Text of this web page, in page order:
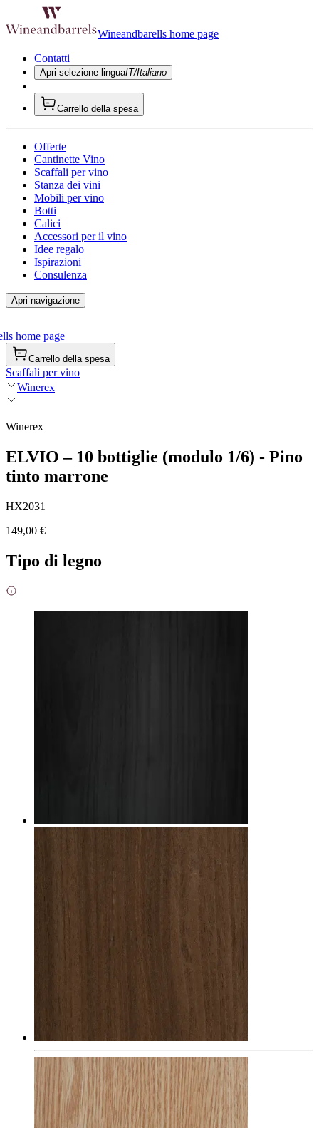
Wineandbarells home page
Contatti
Apri selezione linguaIT/Italiano
Carrello della spesa
Offerte
Cantinette Vino
Scaffali per vino
Stanza dei vini
Mobili per vino
Botti
Calici
Accessori per il vino
Idee regalo
Ispirazioni
Consulenza
Apri navigazione
home page
Carrello della spesa
Scaffali per vino
Winerex
Winerex
ELVIO – 10 bottiglie (modulo 1/6) - Pino
tinto marrone
HX2031
149,00 €
Tipo di legno